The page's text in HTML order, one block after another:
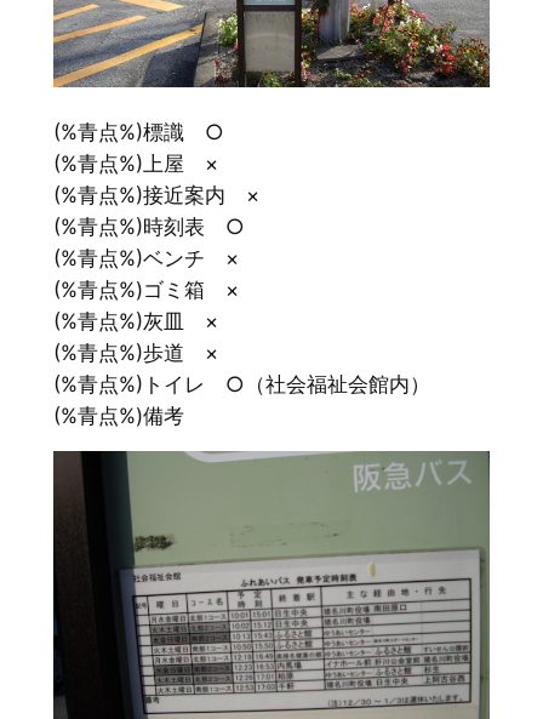
(%青点%)標識 ○
(%青点%)上屋 ×
(%青点%)接近案内 ×
(%青点%)時刻表 ○
(%青点%)ベンチ ×
(%青点%)ゴミ箱 ×
(%青点%)灰皿 ×
(%青点%)歩道 ×
(%青点%)トイレ ○（社会福祉会館内）
(%青点%)備考